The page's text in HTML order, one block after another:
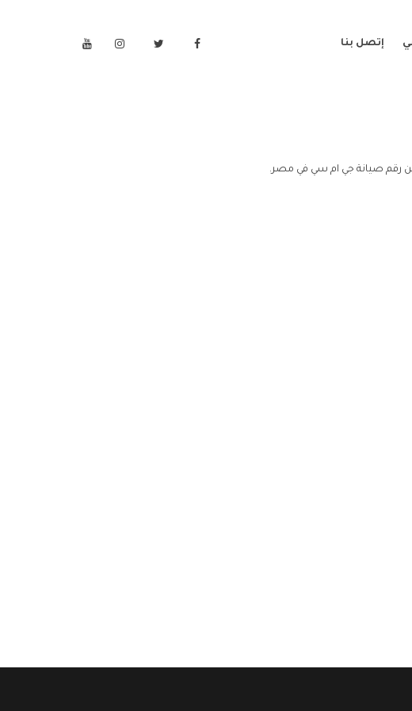
إتصل بنا
رقم صيانة جي ام سي في مصر.